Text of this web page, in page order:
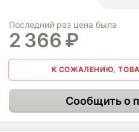
Последний раз цена была
2 366 ₽
К СОЖАЛЕНИЮ,
Сообщить о